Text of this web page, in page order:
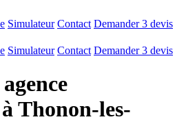
Simulateur Contact Demander 3 devis
Simulateur Contact Demander 3 devis
Thonon-les-